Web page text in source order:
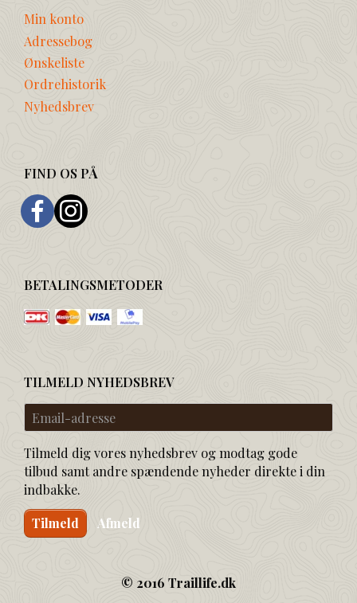
Min konto
Adressebog
Ønskeliste
Ordrehistorik
Nyhedsbrev
FIND OS PÅ
BETALINGSMETODER
TILMELD NYHEDSBREV
Email-
adresse
Tilmeld dig vores nyhedsbrev og modtag gode
tilbud samt andre spændende nyheder direkte i din
indbakke.
Tilmeld Afmeld
© 2016 Traillife.dk